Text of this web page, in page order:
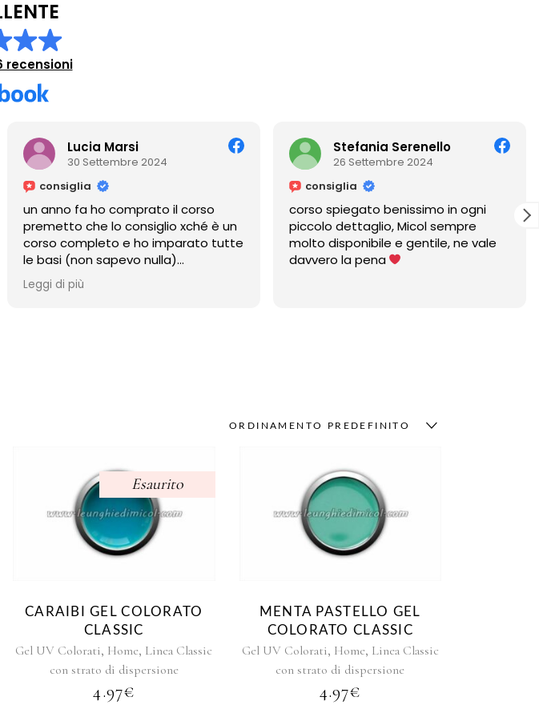
recensioni
Lucia Marsi
30 Settembre 2024
consiglia
un anno fa ho comprato il corso
premetto che lo consiglio xché è un
corso completo e ho imparato tutte
le basi (non sapevo nulla)
ma la cosa più bella è che micol è
sempre disponibile
Leggi di più
Stefania Serenello
26 Settembre 2024
consiglia
corso spiegato benissimo in ogni
piccolo dettaglio, Micol sempre
molto disponibile e gentile, ne vale
davvero la pena
ORDINAMENTO PREDEFINITO
Esaurito
CARAIBI GEL COLORATO
CLASSIC
Gel UV Colorati, Home, Linea Classic
con strato di dispersione
4.97€
MENTA PASTELLO GEL
COLORATO CLASSIC
Gel UV Colorati, Home, Linea Classic
con strato di dispersione
4.97€